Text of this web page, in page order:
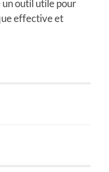
outil utile pour
effective et